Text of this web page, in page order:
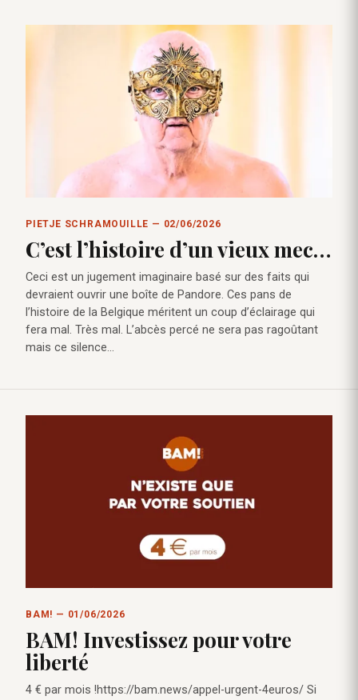
PIETJE SCHRAMOUILLE — 02/06/2026
C’est l’histoire d’un vieux mec…
Ceci est un jugement imaginaire basé sur des faits qui
devraient ouvrir une boîte de Pandore. Ces pans de
l’histoire de la Belgique méritent un coup d’éclairage qui
fera mal. Très mal. L’abcès percé ne sera pas ragoûtant
mais ce silence…
BAM! — 01/06/2026
BAM! Investissez pour votre
liberté
4 € par mois !https://bam.news/appel-urgent-4euros/ Si